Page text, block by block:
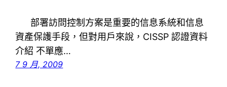
部署訪問控制方案是重要的信息系統和信息
資產保護手段，但對用戶來說，CISSP 認證資料
介紹 不單應…
7 9 月, 2009